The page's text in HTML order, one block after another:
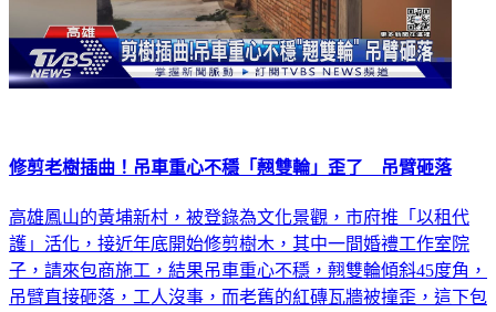
修剪老樹插曲！吊車重心不穩「翹雙輪」歪了 吊臂砸落
高雄鳳山的黃埔新村，被登錄為文化景觀，市府推「以租代
護」活化，接近年底開始修剪樹木，其中一間婚禮工作室院
子，請來包商施工，結果吊車重心不穩，翹雙輪傾斜45度角，
吊臂直接砸落，工人沒事，而老舊的紅磚瓦牆被撞歪，這下包